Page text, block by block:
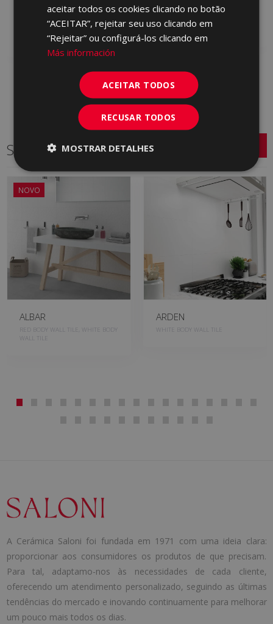
Adicionar aos
favoritos
Adicionar aos
favoritos
Séries relacionadas
NOVO
ALBAR
RED BODY WALL TILE, WHITE BODY
WALL TILE
ARDEN
WHITE BODY WALL TILE
A Cerámica Saloni foi fundada em 1971 com uma ideia clara:
proporcionar aos consumidores os produtos de que precisam.
Para tal, adaptamo-nos às necessidades de cada cliente,
oferecendo um atendimento personalizado, seguindo as últimas
tendências do mercado e inovando continuamente para melhorar
um pouco mais todos os dias.
aceitar todos os cookies clicando no botão
“ACEITAR”, rejeitar seu uso clicando em
“Rejeitar” ou configurá-los clicando em
Más información
ACEITAR TODOS
RECUSAR TODOS
MOSTRAR DETALHES